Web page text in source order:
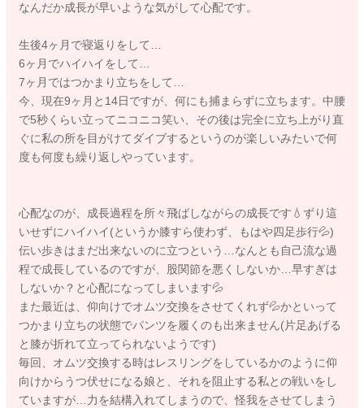
なんだか成長が早いような気がして心配です。
生後4ヶ月で寝返りをして…
6ヶ月でハイハイをして…
7ヶ月ではつかまり立ちをして…
今、現在9ヶ月と14日ですが、何にも捕まらずに立ちます。中腰
で5秒くらい立ってニコニコ笑い、その後は完全に立ち上がり直
ぐに私の所を目がけてダイブするというのが楽しいみたいで何
度も何度も繰り返しやっています。
心配なのが、成長過程を所々飛ばしながらの成長です💧ずり這
いせずにハイハイ(というか膝すら使わず、もはや四足歩行💦)
伝い歩きはまだ出来ないのに立つという…なんとも自己流な過
程で成長しているのですが、股関節を悪くしないか…早すぎは
しないか？と心配になってしまいます💦
また最近は、仰向けでオムツ交換をさせてくれず💦かといって
つかまり立ちの状態でパンツを履くのも出来ません(片足あげる
と膝が折れて立ってられないようです)
毎回、オムツ交換する時はレスリングをしているかのように仰
向けからうつ伏せになる娘と、それを阻止する私との戦いをし
ていますが…力を結構入れてしまうので、怪我をさせてしまう